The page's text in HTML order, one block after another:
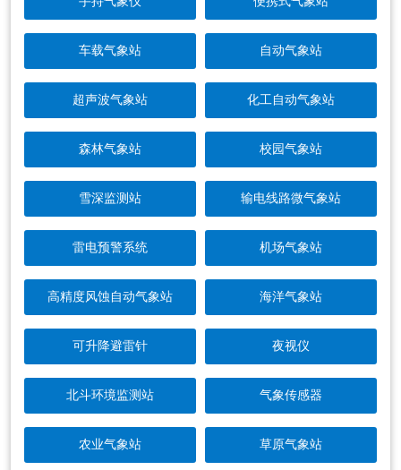
车载气象站 自动气象站
超声波气象站 化工自动气象站
森林气象站 校园气象站
雪深监测站 输电线路微气象站
雷电预警系统 机场气象站
高精度风蚀自动气象站 海洋气象站
可升降避雷针 夜视仪
北斗环境监测站 气象传感器
农业气象站 草原气象站